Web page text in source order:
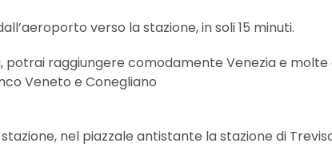
verso la stazione, in soli 15 minuti.
potrai raggiungere comodamente Venezia e
Veneto e Conegliano
nel piazzale antistante la stazione di